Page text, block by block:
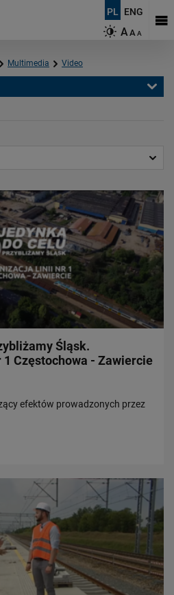
PL ENG
AAA
Multimedia Video
Śląsk.
Częstochowa - Zawiercie
efektów prowadzonych przez
S.A.